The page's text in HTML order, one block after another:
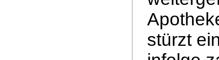
stürzt